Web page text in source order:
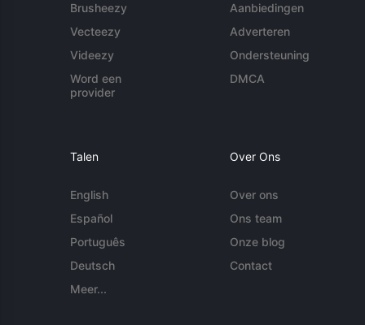
Brusheezy
Vecteezy
Videezy
Word een
provider
Aanbiedingen
Adverteren
Ondersteuning
DMCA
Talen
English
Español
Português
Deutsch
Meer...
Over Ons
Over ons
Ons team
Onze blog
Contact